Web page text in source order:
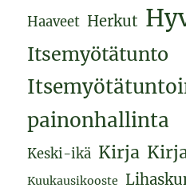
Haaveet Herkut
Itsemyötätunto
painonhallinta
Keski-ikä Kirja
Kuukausikooste